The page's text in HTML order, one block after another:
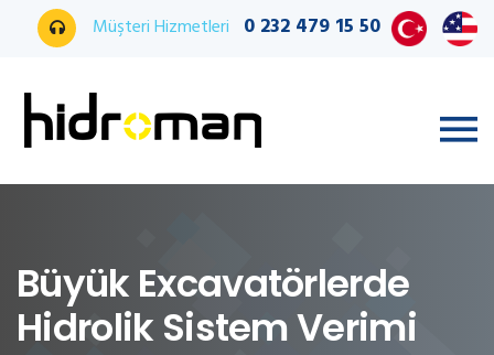
Müşteri Hizmetleri 0 232 479 15 50
Büyük Excavatörlerde
Hidrolik Sistem Verimi